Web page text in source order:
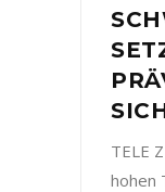
TELE
hohen